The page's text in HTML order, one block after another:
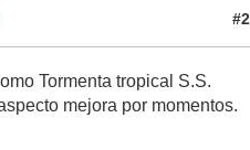
#2
Tormenta tropical S.S.
mejora por momentos.